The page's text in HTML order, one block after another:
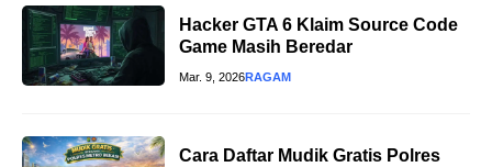
Hacker GTA 6 Klaim Source Code
Game Masih Beredar
Mar. 9, 2026RAGAM
Cara Daftar Mudik Gratis Polres